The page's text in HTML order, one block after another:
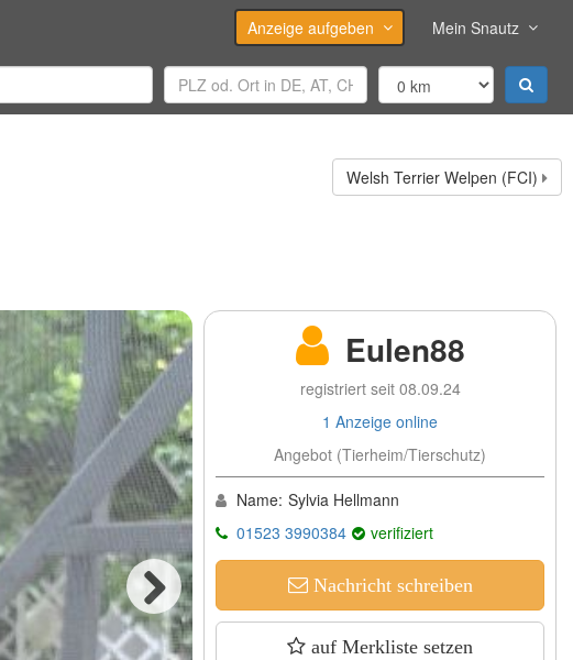
Anzeige aufgeben Mein Snautz
Welsh Terrier Welpen (FCI)
Next
Eulen88
registriert seit 08.09.24
1 Anzeige online
Angebot (Tierheim/Tierschutz)
Name: Sylvia Hellmann
01523 3990384
verifiziert
Nachricht schreiben
auf Merkliste setzen